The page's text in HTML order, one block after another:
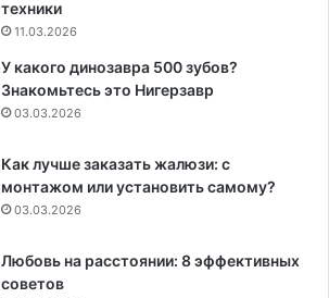
техники
11.03.2026
У какого динозавра 500 зубов?
Знакомьтесь это Нигерзавр
03.03.2026
Как лучше заказать жалюзи: с
монтажом или установить самому?
03.03.2026
Любовь на расстоянии: 8 эффективных
советов